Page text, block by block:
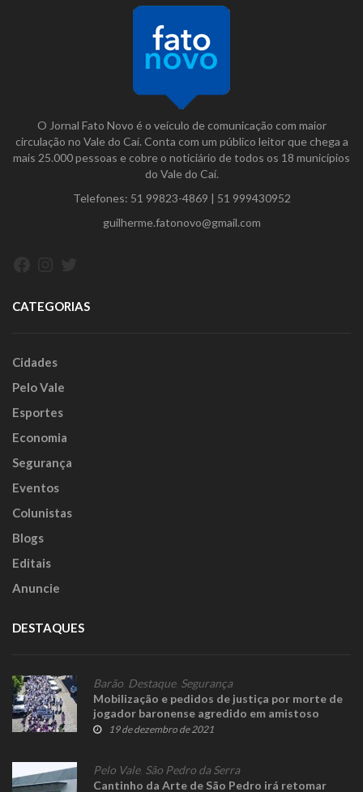
O Jornal Fato Novo é o veículo de comunicação com maior
circulação no Vale do Caí. Conta com um público leitor que chega a
mais 25.000 pessoas e cobre o noticiário de todos os 18 municípios
do Vale do Caí.
Telefones: 51 99823-4869 | 51 999430952
guilherme.fatonovo@gmail.com
CATEGORIAS
Cidades
Pelo Vale
Esportes
Economia
Segurança
Eventos
Colunistas
Blogs
Editais
Anuncie
DESTAQUES
Barão Destaque, Segurança
Mobilização e pedidos de justiça por morte de
jogador baronense agredido em amistoso
19 de dezembro de 2021
Pelo Vale, São Pedro da Serra
Cantinho da Arte de São Pedro irá retomar